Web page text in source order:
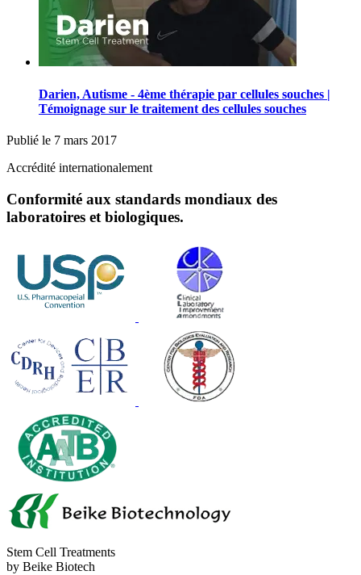
Darien, Autisme - 4ème thérapie par cellules souches |
Témoignage sur le traitement des cellules souches
Publié le 7 mars 2017
Accrédité internationalement
Conformité aux standards mondiaux des
laboratoires et biologiques.
Stem Cell Treatments
by Beike Biotech